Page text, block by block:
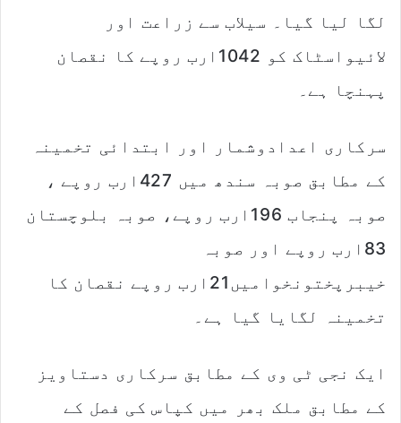
لگا لیا گیا۔ سیلاب سے زراعت اور
لائیواسٹاک کو 1042ارب روپے کا نقصان
پہنچا ہے۔
سرکاری اعدادوشمار اور ابتدائی تخمینہ
کے مطابق صوبہ سندھ میں 427ارب روپے ،
صوبہ پنجاب 196ارب روپے، صوبہ بلوچستان
83ارب روپے اور صوبہ
خیبرپختونخوامیں21ارب روپے نقصان کا
تخمینہ لگایا گیا ہے۔
ایک نجی ٹی وی کے مطابق سرکاری دستاویز
کے مطابق ملک بھر میں کپاس کی فصل کے